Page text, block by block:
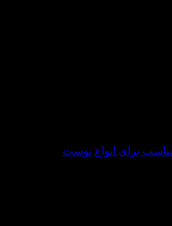
برای انواع پوست